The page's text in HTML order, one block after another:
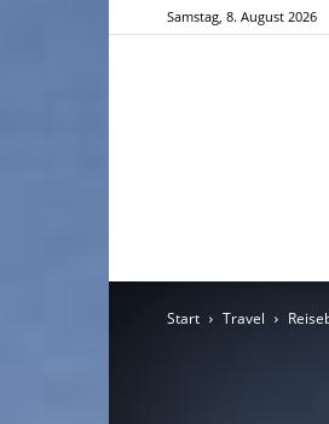
Samstag, 8. August 2026
Start Travel